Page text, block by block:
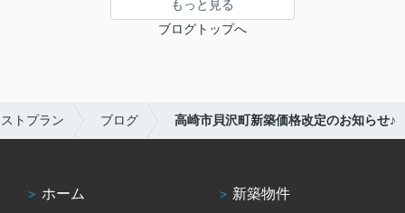
もっと見る
ブログトップへ
トプラン ブログ 高崎市貝沢町新築価格改定のお知らせ♪
ホーム
新築物件